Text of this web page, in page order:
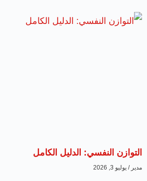
التوازن النفسي: الدليل الكامل
مدير يوليو 3, 2026